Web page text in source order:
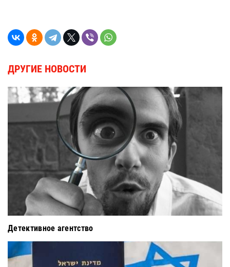
ДРУГИЕ НОВОСТИ
Детективное агентство